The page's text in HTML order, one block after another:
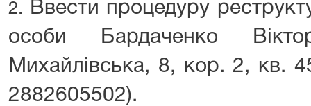
2.
Ввести процедуру
особи Бардаченко
Михайлівська, 8, кор. 2, кв.
2882605502).